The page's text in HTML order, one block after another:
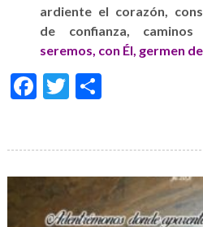
ardiente el corazón,
de confianza,
seremos , con Él, germen
Facebook
Twitter
Condividi
de
imágenes